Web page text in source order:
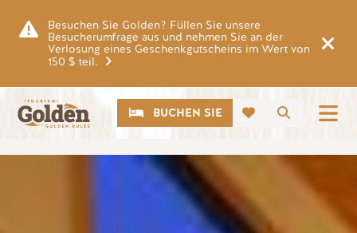
Besuchen Sie Golden? Füllen Sie unsere
Besucherumfrage aus und nehmen Sie an der
Verlosung eines Geschenkgutscheins im Wert von
150 $ teil.
Suche
CTABUCHEN SIE